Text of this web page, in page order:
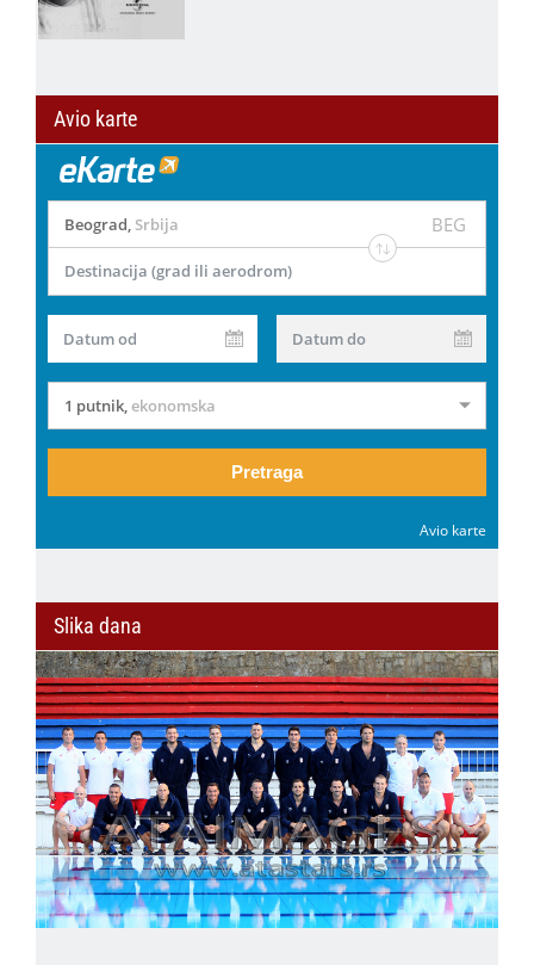
Avio karte
Beograd, Srbija BEG
Destinacija (grad ili aerodrom)
Datum od Datum do
1 putnik,ekonomska
Pretraga
Avio karte
Slika dana